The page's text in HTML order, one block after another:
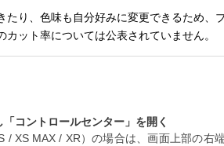
たり、色味も自分好みに変更できるため、
ット率については公表されていません。
コントロールセンター」を開く
/ XS MAX / XR）の場合は、画面上部の右